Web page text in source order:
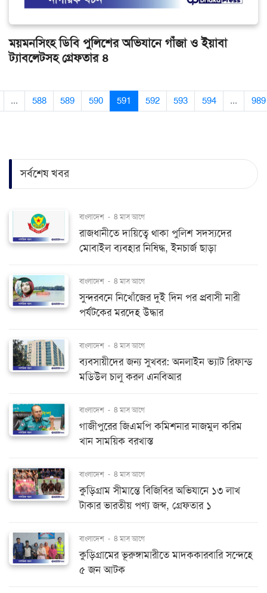
ময়মনসিংহ ডিবি পুলিশের অভিযানে গাঁজা ও ইয়াবা
ট্যাবলেটসহ গ্রেফতার ৪
... 588 589 590 591 592 593 594 ... 989
সর্বশেষ খবর
বাংলাদেশ - 8 মাস আগে
রাজধানীতে দায়িত্বে থাকা পুলিশ সদস্যদের
মোবাইল ব্যবহার নিষিদ্ধ, ইনচার্জ ছাড়া
বাংলাদেশ - 8 মাস আগে
সুন্দরবনে নিখোঁজের দুই দিন পর প্রবাসী নারী
পর্যটকের মরদেহ উদ্ধার
বাংলাদেশ - 8 মাস আগে
ব্যবসায়ীদের জন্য সুখবর: অনলাইন ভ্যাট রিফান্ড
মডিউল চালু করল এনবিআর
বাংলাদেশ - 8 মাস আগে
গাজীপুরের জিএমপি কমিশনার নাজমুল করিম
খান সাময়িক বরখাস্ত
বাংলাদেশ - 8 মাস আগে
কুড়িগ্রাম সীমান্তে বিজিবির অভিযানে ১৩ লাখ
টাকার ভারতীয় পণ্য জব্দ, গ্রেফতার ১
বাংলাদেশ - 8 মাস আগে
কুড়িগ্রামের ভূরুঙ্গামারীতে মাদককারবারি সন্দেহে
৫ জন আটক